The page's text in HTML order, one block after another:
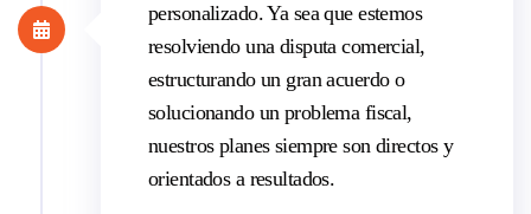
personalizado. Ya sea que estemos
resolviendo una disputa comercial,
estructurando un gran acuerdo o
solucionando un problema fiscal,
nuestros planes siempre son directos y
orientados a resultados.